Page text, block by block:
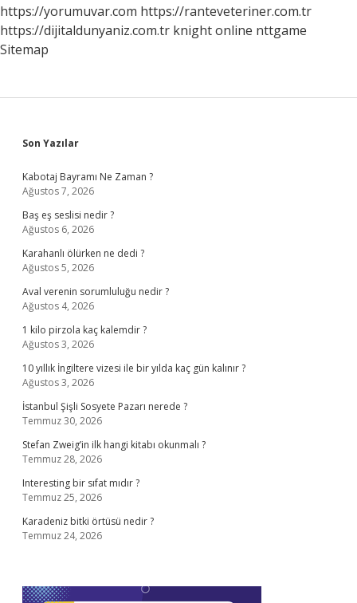
https://yorumuvar.com https://ranteveteriner.com.tr
https://dijitaldunyaniz.com.tr knight online nttgame
Sitemap
Sidebar
Son Yazılar
Kabotaj Bayramı Ne Zaman ?
Ağustos 7, 2026
Baş eş seslisi nedir ?
Ağustos 6, 2026
Karahanlı ölürken ne dedi ?
Ağustos 5, 2026
Aval verenin sorumluluğu nedir ?
Ağustos 4, 2026
1 kilo pirzola kaç kalemdir ?
Ağustos 3, 2026
10 yıllık İngiltere vizesi ile bir yılda kaç gün kalınır ?
Ağustos 3, 2026
İstanbul Şişli Sosyete Pazarı nerede ?
Temmuz 30, 2026
Stefan Zweig’in ilk hangi kitabı okunmalı ?
Temmuz 28, 2026
Interesting bir sıfat mıdır ?
Temmuz 25, 2026
Karadeniz bitki örtüsü nedir ?
Temmuz 24, 2026